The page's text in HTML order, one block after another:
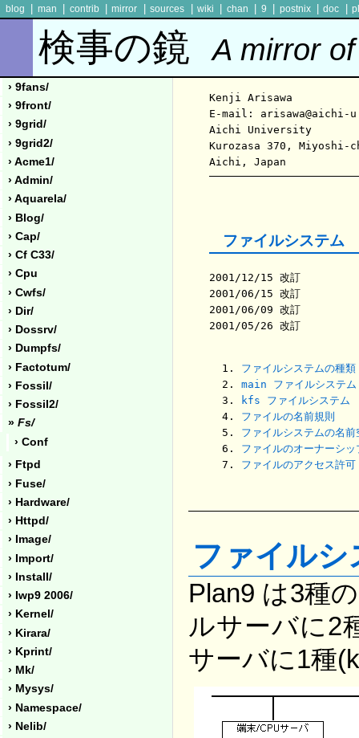
blog man contrib mirror sources wiki chan 9 postnix doc
検事の鏡 A mirror
› 9fans/
› 9front/
› 9grid/
› 9grid2/
› Acme1/
› Admin/
› Aquarela/
› Blog/
› Cap/
› Cf C33/
› Cpu
› Cwfs/
› Dir/
› Dossrv/
› Dumpfs/
› Factotum/
› Fossil/
› Fossil2/
» Fs/
› Conf
› Ftpd
› Fuse/
› Hardware/
› Httpd/
› Image/
› Import/
› Install/
› Iwp9 2006/
› Kernel/
› Kirara/
› Kprint/
› Mk/
› Mysys/
› Namespace/
› Nelib/
Kenji Arisawa
E-mail: arisawa@aichi-
Aichi University
Kurozasa 370, Miyoshi-
ファイルシステム
2001/12/15 改訂
2001/06/15 改訂
2001/06/09 改訂
ファイルシステムの種類
main ファイルシステム
kfs ファイルシステム
ファイルの名前規則
ファイルシステムの名前
ファイルのオーナーシッ
ファイルのアクセス許可
ファイル
Plan9 は3種
ルサーバに2
サーバに1種